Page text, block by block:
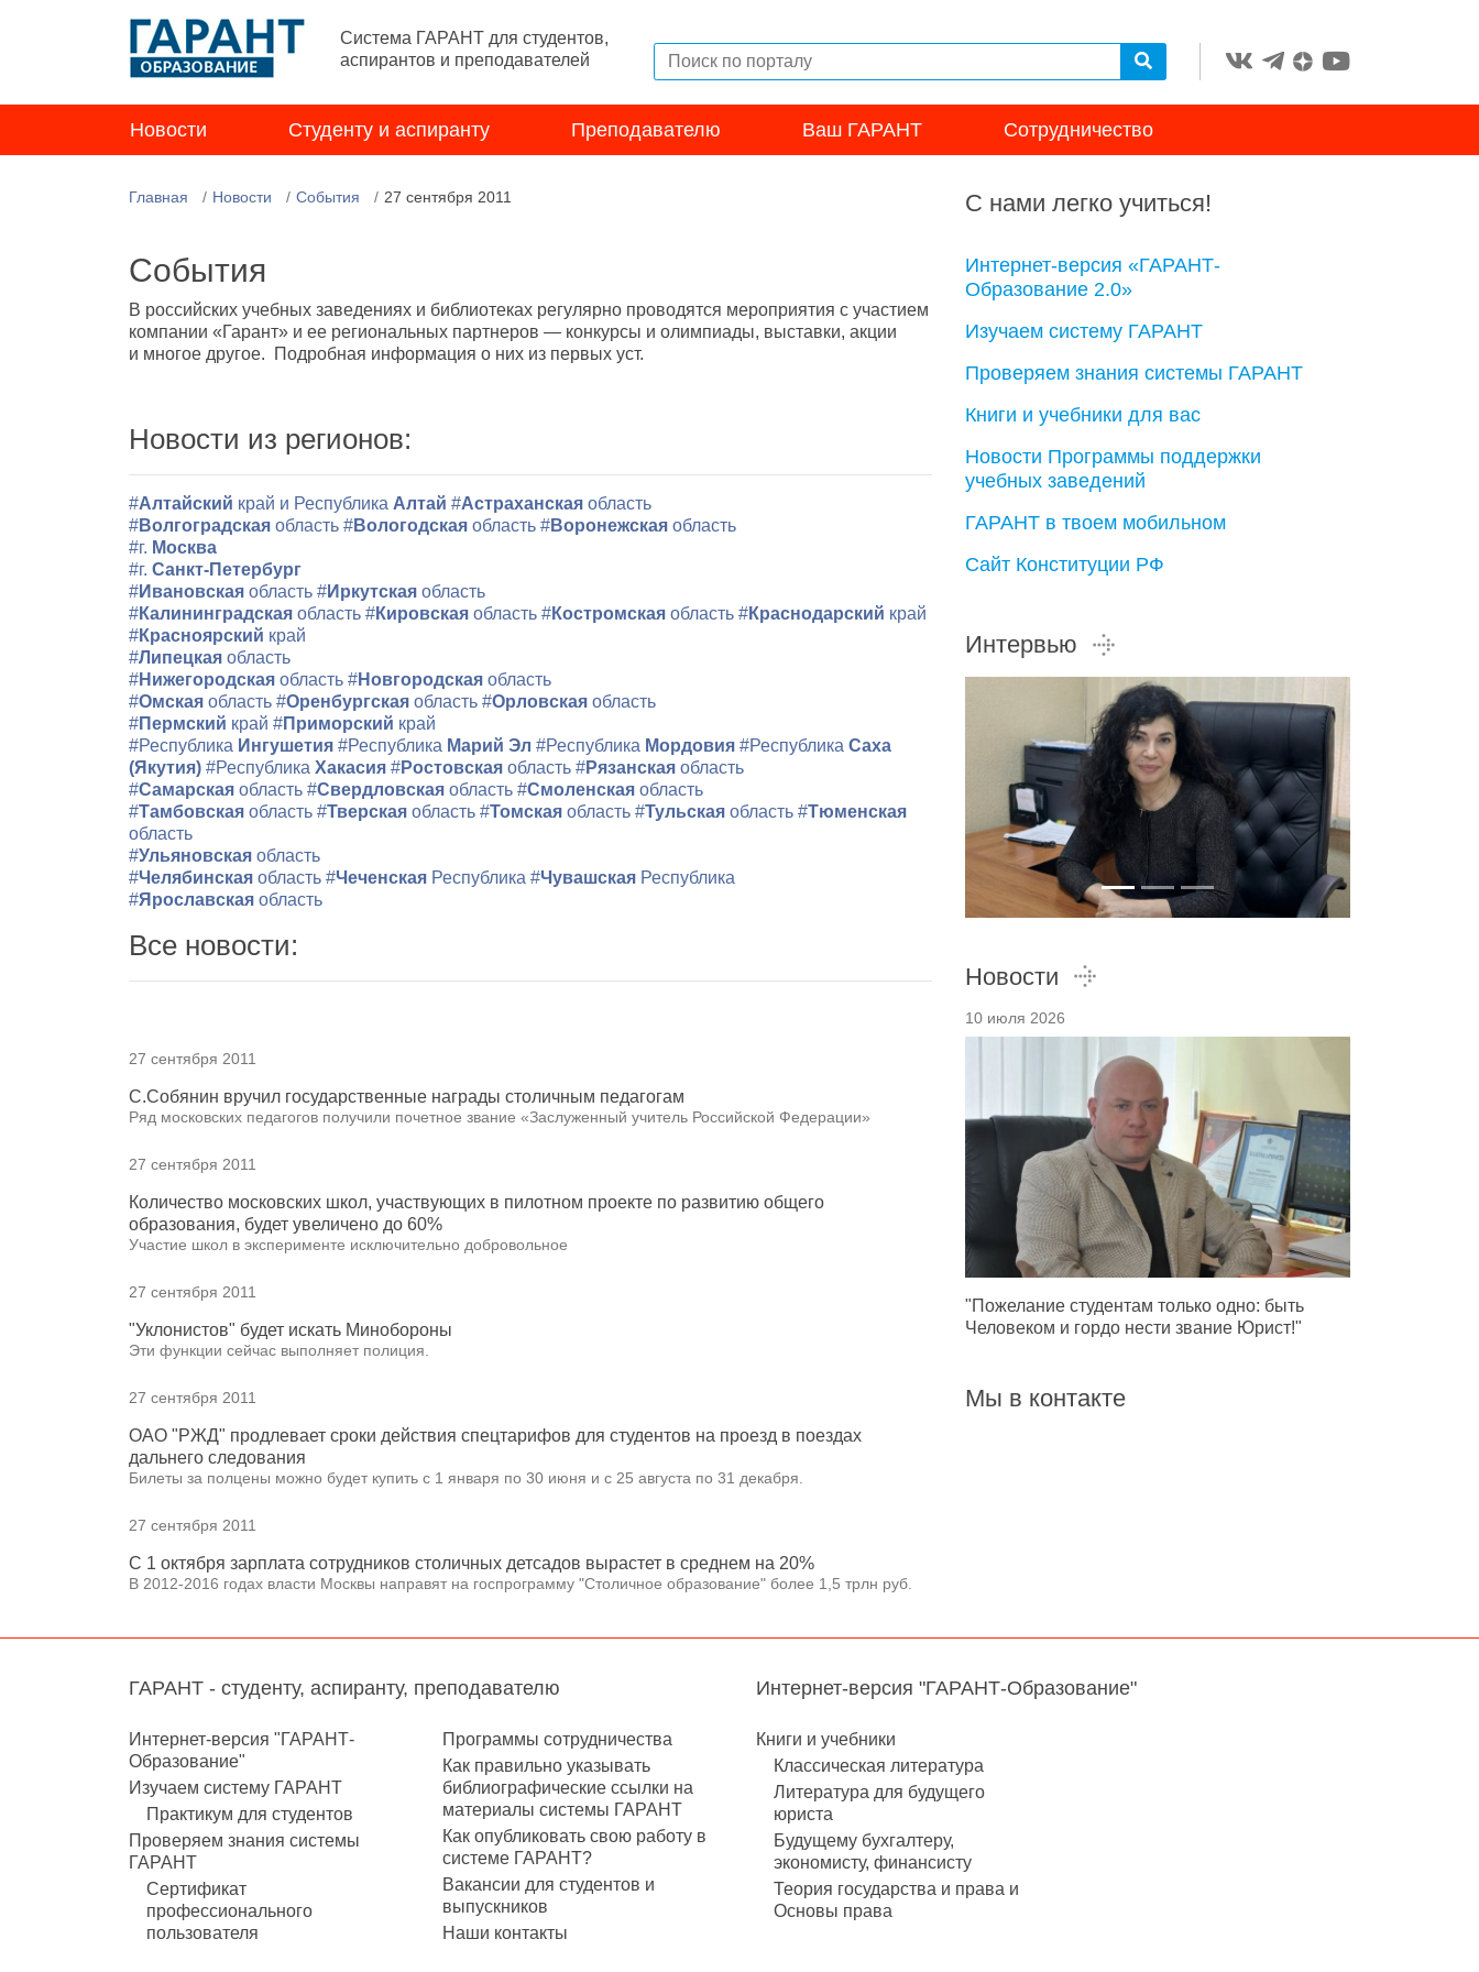
Система ГАРАНТ для студентов,
аспирантов и преподавателей
Новости Студенту и аспиранту Преподавателю Ваш ГАРАНТ Сотрудничество
Главная Новости События 27 сентября 2011
События
В российских учебных заведениях и библиотеках регулярно проводятся мероприятия с участием
компании «Гарант» и ее региональных партнеров — конкурсы и олимпиады, выставки, акции
и многое другое. Подробная информация о них из первых уст.
Новости из регионов:
#Алтайский край и Республика Алтай #Астраханская область
#Волгоградская область #Вологодская область #Воронежская область
#г. Москва
#г. Санкт-Петербург
#Ивановская область #Иркутская область
#Калининградская область #Кировская область #Костромская область #Краснодарский край
#Красноярский край
#Липецкая область
#Нижегородская область #Новгородская область
#Омская область #Оренбургская область #Орловская область
#Пермский край #Приморский край
#Республика Ингушетия #Республика Марий Эл #Республика Мордовия #Республика Саха
(Якутия) #Республика Хакасия #Ростовская область #Рязанская область
#Самарская область #Свердловская область #Смоленская область
#Тамбовская область #Тверская область #Томская область #Тульская область #Тюменская
область
#Ульяновская область
#Челябинская область #Чеченская Республика #Чувашская Республика
#Ярославская область
Все новости:
27 сентября 2011
С.Собянин вручил государственные награды столичным педагогам
Ряд московских педагогов получили почетное звание «Заслуженный учитель Российской Федерации»
27 сентября 2011
Количество московских школ, участвующих в пилотном проекте по развитию общего
образования, будет увеличено до 60%
Участие школ в эксперименте исключительно добровольное
27 сентября 2011
"Уклонистов" будет искать Минобороны
Эти функции сейчас выполняет полиция.
27 сентября 2011
ОАО "РЖД" продлевает сроки действия спецтарифов для студентов на проезд в поездах
дальнего следования
Билеты за полцены можно будет купить с 1 января по 30 июня и с 25 августа по 31 декабря.
27 сентября 2011
С 1 октября зарплата сотрудников столичных детсадов вырастет в среднем на 20%
В 2012-2016 годах власти Москвы направят на госпрограмму "Столичное образование" более 1,5 трлн руб.
С нами легко учиться!
Интернет-версия «ГАРАНТ-
Образование 2.0»
Изучаем систему ГАРАНТ
Проверяем знания системы ГАРАНТ
Книги и учебники для вас
Новости Программы поддержки
учебных заведений
ГАРАНТ в твоем мобильном
Сайт Конституции РФ
Интервью
Новости
10 июля 2026
"Пожелание студентам только одно: быть
Человеком и гордо нести звание Юрист!"
Мы в контакте
ГАРАНТ - студенту, аспиранту, преподавателю
Интернет-версия "ГАРАНТ-
Образование"
Изучаем систему ГАРАНТ
Практикум для студентов
Проверяем знания системы
ГАРАНТ
Сертификат
профессионального
пользователя
Программы сотрудничества
Как правильно указывать
библиографические ссылки на
материалы системы ГАРАНТ
Как опубликовать свою работу в
системе ГАРАНТ?
Вакансии для студентов и
выпускников
Наши контакты
Интернет-версия "ГАРАНТ-Образование"
Книги и учебники
Классическая литература
Литература для будущего
юриста
Будущему бухгалтеру,
экономисту, финансисту
Теория государства и права и
Основы права